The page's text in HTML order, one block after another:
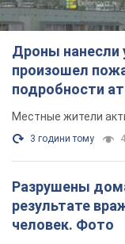
Дроны нанесли
произошел
подробности
Местные жители
3 години тому
Разрушены
результате
человек. Фото